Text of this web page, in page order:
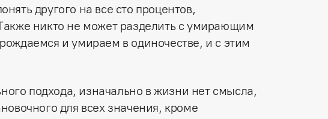
другого на все сто процентов,
никто не может разделить с умирающим
и умираем в одиночестве, и с этим
подхода, изначально в жизни нет смысла,
для всех значения, кроме